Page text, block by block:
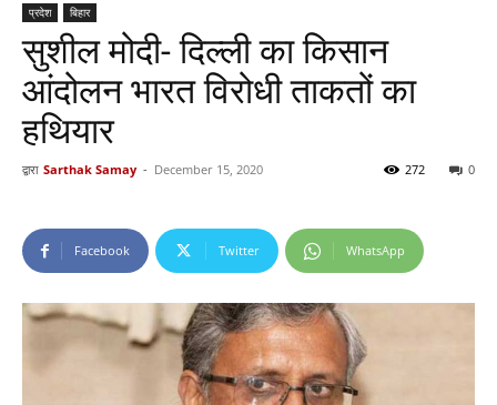
प्रदेश बिहार
सुशील मोदी- दिल्ली का किसान
आंदोलन भारत विरोधी ताकतों का
हथियार
द्वारा Sarthak Samay - December 15, 2020 0
272
Facebook Twitter WhatsApp